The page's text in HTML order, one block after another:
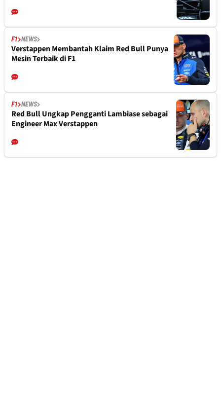
F1 NEWS
Verstappen Membantah Klaim Red Bull Punya
Mesin Terbaik di F1
F1 NEWS
Red Bull Ungkap Pengganti Lambiase sebagai
Engineer Max Verstappen